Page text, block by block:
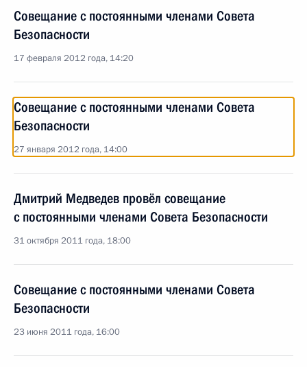
Совещание с постоянными членами Совета
Безопасности
17 февраля 2012 года, 14:20
Совещание с постоянными членами Совета
Безопасности
27 января 2012 года, 14:00
Дмитрий Медведев провёл совещание
с постоянными членами Совета Безопасности
31 октября 2011 года, 18:00
Совещание с постоянными членами Совета
Безопасности
23 июня 2011 года, 16:00